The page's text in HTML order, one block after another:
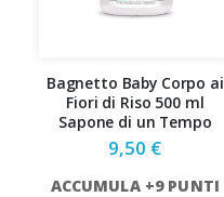
Bagnetto Baby Corpo ai
Fiori di Riso 500 ml
Sapone di un Tempo
9,50 €
ACCUMULA +9 PUNTI